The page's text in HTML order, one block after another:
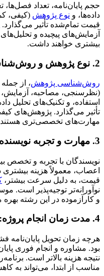
حجم پایان‌نامه، تعداد فصل‌ها،
داده‌ها، و نوع پژوهش (کیفی،
قیمت تمام‌شده تأثیر می‌گذارد.
آزمایش‌های پیچیده و
بیشتری خواهند داشت.
2. نوع پژوهش و روش‌شناسی:
روش‌شناسی پژوهش، از
(نظرسنجی، مصاحبه،
استفاده، و تکنیک‌های تحلیل
تأثیر می‌گذارد. پژوهش‌های
مهارت‌های تخصصی‌تری
3. مهارت و تجربه نویسنده:
نویسندگان با تجربه و تخصص
اعصاب، معمولاً هزینه
قیمت، به دلیل سرعت بیشتر،
نوآورانه‌تر توجیه‌پذیر است.
و کارآزموده در این رشته بهره
4. مدت زمان انجام پروژه:
هرچه زمان تحویل پایان‌نامه
بود. مشاوره و انجام فوری
نتیجه هزینه بالاتر است.
مناسب از ابتدا، می‌تواند به